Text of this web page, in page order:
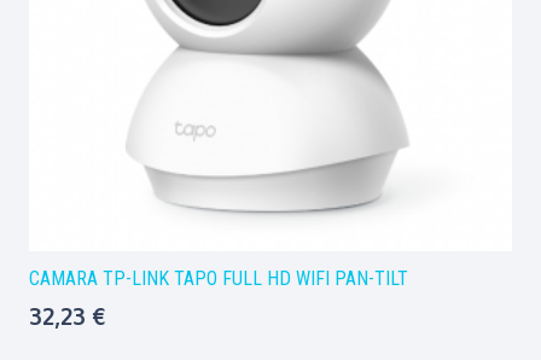
CAMARA TP-LINK TAPO FULL HD WIFI PAN-TILT
32,23 €